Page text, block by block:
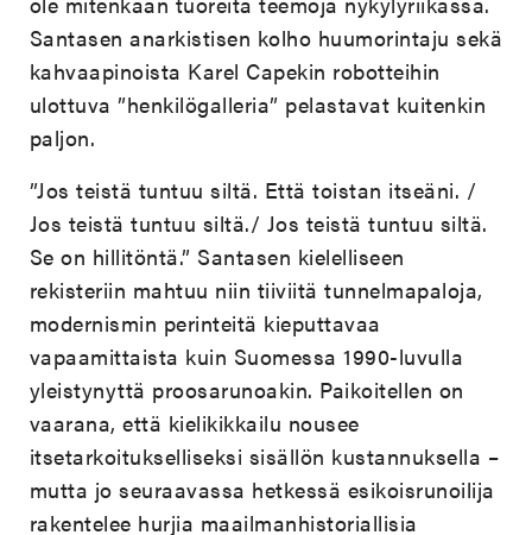
Santasen anarkistisen kolho huumorintaju sekä
kahvaapinoista Karel Capekin robotteihin
ulottuva ”henkilögalleria” pelastavat kuitenkin
paljon.
”Jos teistä tuntuu siltä. Että toistan itseäni. /
Jos teistä tuntuu siltä./ Jos teistä tuntuu siltä.
Se on hillitöntä.” Santasen kielelliseen
rekisteriin mahtuu niin tiiviitä tunnelmapaloja,
modernismin perinteitä kieputtavaa
vapaamittaista kuin Suomessa 1990-luvulla
yleistynyttä proosarunoakin. Paikoitellen on
vaarana, että kielikikkailu nousee
itsetarkoitukselliseksi sisällön kustannuksella –
mutta jo seuraavassa hetkessä esikoisrunoilija
rakentelee hurjia maailmanhistoriallisia